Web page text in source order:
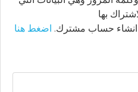
بها
انشاء حساب مشترك. اضغط هنا